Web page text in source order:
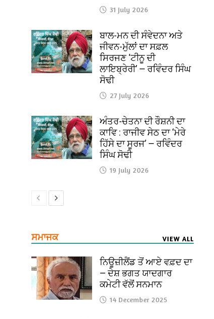
31 July 2026
ਬਾਲ-ਮਨ ਦੀ ਸੰਵੇਦਨਾ ਅਤੇ
ਜੀਵਨ-ਮੁੱਲਾਂ ਦਾ ਸਫ਼ਲ
ਸਿਰਜਣ ‘ਟੀਨੂ ਦੀ
ਲਾਇਬ੍ਰੇਰੀ’ — ਰਵਿੰਦਰ ਸਿੰਘ
ਸੋਢੀ
27 July 2026
ਅੰਤਰ-ਚੇਤਨਾ ਦੀ ਰੌਸ਼ਨੀ ਦਾ
ਕਾਵਿ : ਰਾਜੀਵ ਸੇਠ ਦਾ ‘ਮੇਰੇ
ਹਿੱਸੇ ਦਾ ਸੂਰਜ’ — ਰਵਿੰਦਰ
ਸਿੰਘ ਸੋਢੀ
19 July 2026
ਸਮਾਜਕ VIEW ALL
ਨਿਊਜ਼ੀਲੈਂਡ ਤੋਂ ਆਏ ਵਫ਼ਦ ਦਾ
— ਦੇਸ਼ ਭਗਤ ਯਾਦਗਾਰ
ਕਮੇਟੀ ਵੱਲੋਂ ਸਨਮਾਨ
14 December 2025